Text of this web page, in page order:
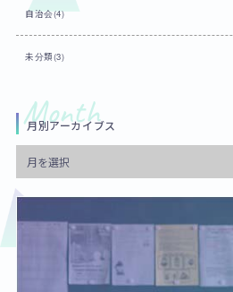
自治会(4)
未分類(3)
月別アーカイブス